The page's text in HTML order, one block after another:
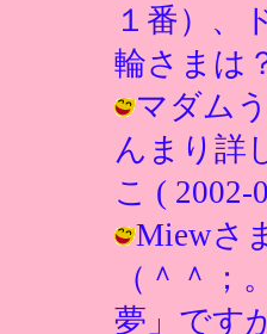
１番）、
輪さまは
マダム
んまり詳
こ ( 2002-
Miewさ
（＾＾
夢」です